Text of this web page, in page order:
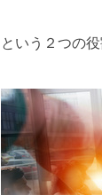
という２つの役